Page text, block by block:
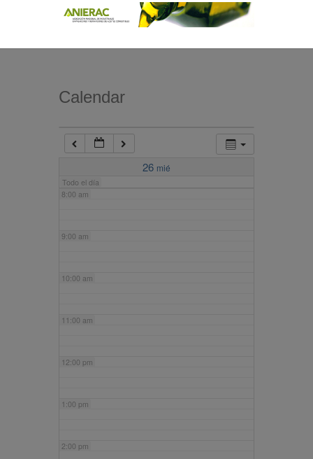
Calendar
26 mié
Todo el día
7:00 am
8:00 am
9:00 am
10:00 am
11:00 am
12:00 pm
1:00 pm
2:00 pm